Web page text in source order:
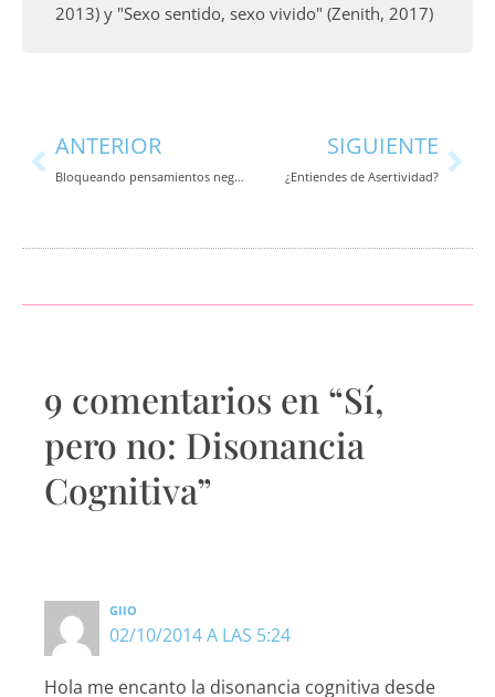
2013) y "Sexo sentido, sexo vivido" (Zenith, 2017)
ANTERIOR
Bloqueando pensamientos negativos
SIGUIENTE
¿Entiendes de Asertividad?
9 comentarios en “Sí,
pero no: Disonancia
Cognitiva”
GIIO
02/10/2014 A LAS 5:24
Hola me encanto la disonancia cognitiva desde